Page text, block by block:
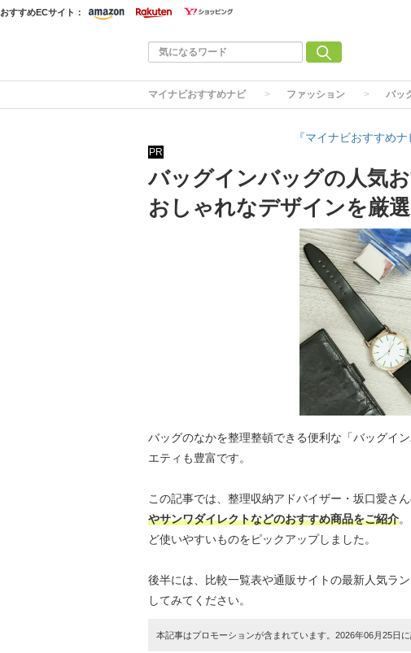
おすすめECサイト：
マイナビおすすめナビ ファッション バッ
『マイナビおすすめ
PR
バッグインバッグの人気
おしゃれなデザインを厳選
バッグのなかを整理整頓できる便利な「バッグイ
エティも豊富です。
この記事では、整理収納アドバイザー・坂口愛さん
やサンワダイレクトなどのおすすめ商品をご紹介
ど使いやすいものをピックアップしました。
後半には、比較一覧表や通販サイトの最新人気ラ
してみてください。
本記事はプロモーションが含まれています。2026年06月25日